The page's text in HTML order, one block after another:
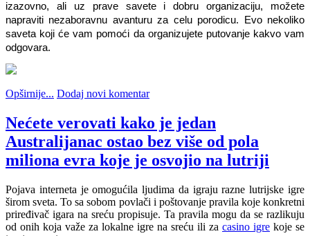
izazovno, ali uz prave savete i dobru organizaciju, možete
napraviti nezaboravnu avanturu za celu porodicu. Evo nekoliko
saveta koji će vam pomoći da organizujete putovanje kakvo vam
odgovara.
Opširnije... Dodaj novi komentar
Nećete verovati kako je jedan
Australijanac ostao bez više od pola
miliona evra koje je osvojio na lutriji
Pojava interneta je omogućila ljudima da igraju razne lutrijske igre
širom sveta. To sa sobom povlači i poštovanje pravila koje konkretni
priređivač igara na sreću propisuje. Ta pravila mogu da se razlikuju
od onih koja važe za lokalne igre na sreću ili za casino igre koje se